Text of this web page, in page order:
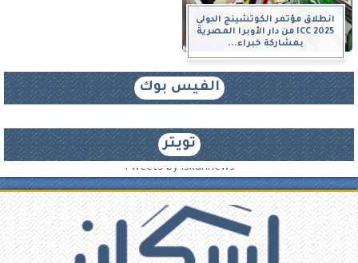
انطلاق مؤتمر الكوتشينج الدولي
ICC 2025 من دار الأوبرا المصرية
بمشاركة خبراء...
الفيس بوك
تويتر
Tweets by iskannews